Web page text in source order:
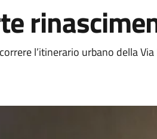
l’itinerario urbano della